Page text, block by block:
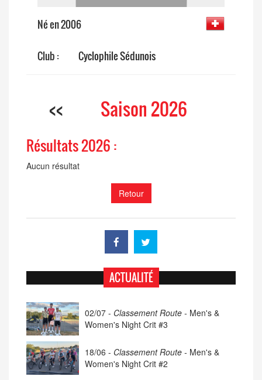
Né en 2006
Club : Cyclophile Sédunois
<< Saison 2026
Résultats 2026 :
Aucun résultat
Retour
ACTUALITÉ
02/07 - Classement Route - Men's &
Women's Night Crit #3
18/06 - Classement Route - Men's &
Women's Night Crit #2